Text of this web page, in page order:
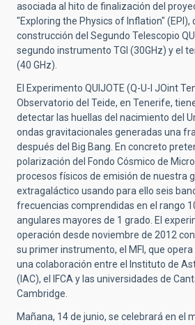
asociada al hito de finalización del
"Exploring the Physics of Inflation" (EPI),
construcción del Segundo Telescopio
segundo instrumento TGI (30GHz) y el
(40 GHz).
El Experimento QUIJOTE (Q-U-I JOint
Observatorio del Teide, en Tenerife,
detectar las huellas del nacimiento del
ondas gravitacionales generadas una
después del Big Bang. En concreto
polarización del Fondo Cósmico de
procesos físicos de emisión de nuestra
extragaláctico usando para ello seis
frecuencias comprendidas en el rango
angulares mayores de 1 grado. El
operación desde noviembre de 2012
su primer instrumento, el MFI, que opera
una colaboración entre el Instituto de
(IAC), el IFCA y las universidades de
Cambridge.
Mañana, 14 de junio, se celebrará en el